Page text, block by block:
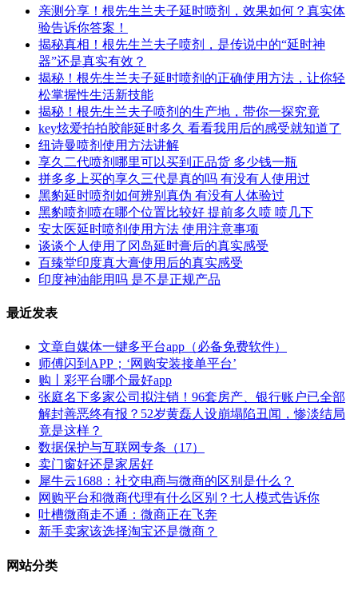
亲测分享！根先生兰夫子延时喷剂，效果如何？真实体
验告诉你答案！
揭秘真相！根先生兰夫子喷剂，是传说中的“延时神
器”还是真实有效？
揭秘！根先生兰夫子延时喷剂的正确使用方法，让你轻
松掌握性生活新技能
揭秘！根先生兰夫子喷剂的生产地，带你一探究竟
key炫爱拍拍胶能延时多久 看看我用后的感受就知道了
纽诗曼喷剂使用方法讲解
享久二代喷剂哪里可以买到正品货 多少钱一瓶
拼多多上买的享久三代是真的吗 有没有人使用过
黑豹延时喷剂如何辨别真伪 有没有人体验过
黑豹喷剂喷在哪个位置比较好 提前多久喷 喷几下
安太医延时喷剂使用方法 使用注意事项
谈谈个人使用了冈岛延时膏后的真实感受
百臻堂印度真大膏使用后的真实感受
印度神油能用吗 是不是正规产品
最近发表
文章自媒体一键多平台app（必备免费软件）
师傅闪到APP；‘网购安装接单平台’
购丨彩平台哪个最好app
张庭名下多家公司拟注销！96套房产、银行账户已全部
解封善恶终有报？52岁黄磊人设崩塌陷丑闻，惨淡结局
竟是这样？
数据保护与互联网专条（17）
卖门窗好还是家居好
犀牛云1688：社交电商与微商的区别是什么？
网购平台和微商代理有什么区别？七人模式告诉你
吐槽微商走不通：微商正在飞奔
新手卖家该选择淘宝还是微商？
网站分类